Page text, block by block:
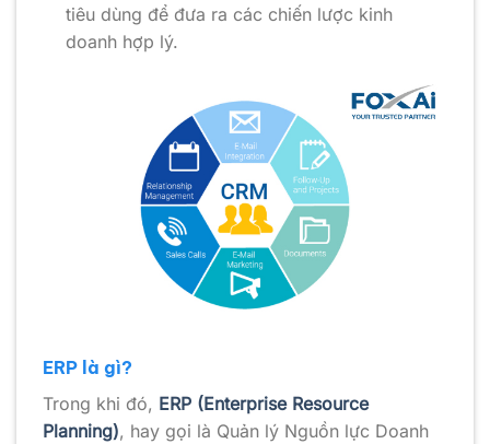
tiêu dùng để đưa ra các chiến lược kinh
doanh hợp lý.
ERP là gì?
Trong khi đó, ERP (Enterprise Resource
Planning), hay gọi là Quản lý Nguồn lực Doanh